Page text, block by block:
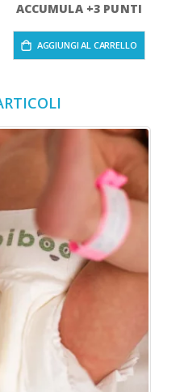
ACCUMULA +3 PUNTI
AGGIUNGI AL CARRELLO